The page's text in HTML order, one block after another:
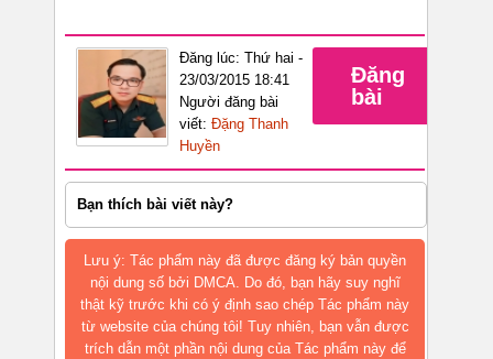
Đăng lúc: Thứ hai -
23/03/2015 18:41
Người đăng bài
viết: Đặng Thanh
Huyền
Đăng
bài
Bạn thích bài viết này?
Lưu ý: Tác phẩm này đã được đăng ký bản quyền
nội dung số bởi DMCA. Do đó, bạn hãy suy nghĩ
thật kỹ trước khi có ý định sao chép Tác phẩm này
từ website của chúng tôi! Tuy nhiên, bạn vẫn được
trích dẫn một phần nội dung của Tác phẩm này để